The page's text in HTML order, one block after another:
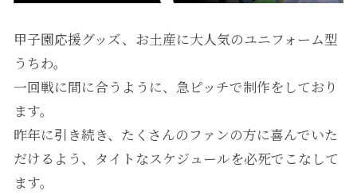
甲子園応援グッズ、お土産に大人気のユニフォーム型
うちわ。
一回戦に間に合うように、急ピッチで制作をしており
ます。
昨年に引き続き、たくさんのファンの方に喜んでいた
だけるよう、タイトなスケジュールを必死でこなして
ます。